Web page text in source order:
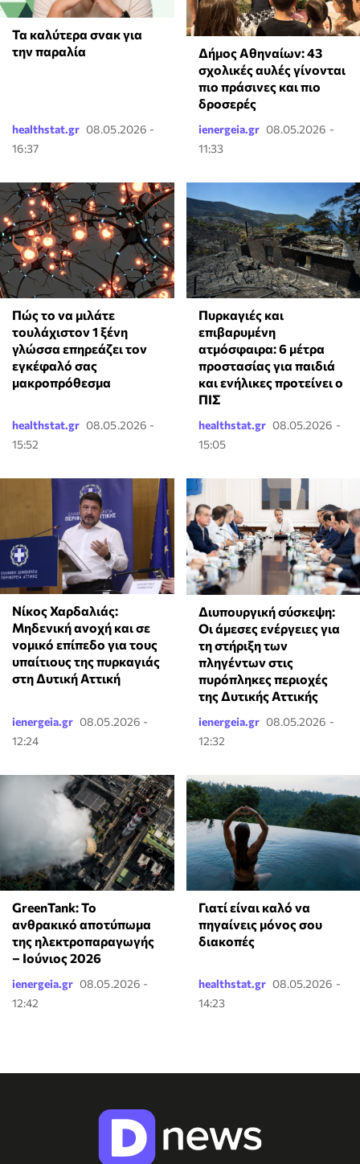
Τα καλύτερα σνακ για
την παραλία
healthstat.gr 08.05.2026 -
16:37
Δήμος Αθηναίων: 43
σχολικές αυλές γίνονται
πιο πράσινες και πιο
δροσερές
ienergeia.gr 08.05.2026 -
11:33
⁠Πώς το να μιλάτε
τουλάχιστον 1 ξένη
γλώσσα επηρεάζει τον
εγκέφαλό σας
μακροπρόθεσμα
healthstat.gr 08.05.2026 -
15:52
Πυρκαγιές και
επιβαρυμένη
ατμόσφαιρα: 6 μέτρα
προστασίας για παιδιά
και ενήλικες προτείνει ο
ΠΙΣ
healthstat.gr 08.05.2026 -
15:05
Νίκος Χαρδαλιάς:
Μηδενική ανοχή και σε
νομικό επίπεδο για τους
υπαίτιους της πυρκαγιάς
στη Δυτική Αττική
ienergeia.gr 08.05.2026 -
12:24
Διυπουργική σύσκεψη:
Οι άμεσες ενέργειες για
τη στήριξη των
πληγέντων στις
πυρόπληκες περιοχές
της Δυτικής Αττικής
ienergeia.gr 08.05.2026 -
12:32
GreenTank: Το
ανθρακικό αποτύπωμα
της ηλεκτροπαραγωγής
– Ιούνιος 2026
ienergeia.gr 08.05.2026 -
12:42
Γιατί είναι καλό να
πηγαίνεις μόνος σου
διακοπές
healthstat.gr 08.05.2026 -
14:23